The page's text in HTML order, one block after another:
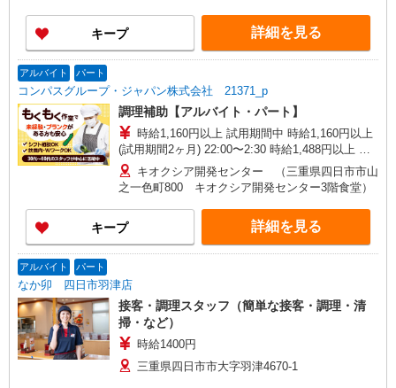
キープ 詳細を見る
アルバイト パート
コンパスグループ・ジャパン株式会社 21371_p
調理補助【アルバイト・パート】
時給1,160円以上 試用期間中 時給1,160円以上
(試用期間2ヶ月) 22:00〜2:30 時給1,488円以上 残
業が発生した場合、残業代を1分単位で別途支給し
ます。
キオクシア開発センター （三重県四日市市山
之一色町800 キオクシア開発センター3階食堂）
キープ 詳細を見る
アルバイト パート
なか卯 四日市羽津店
接客・調理スタッフ（簡単な接客・調理・清
掃・など）
時給1400円
三重県四日市市大字羽津4670-1